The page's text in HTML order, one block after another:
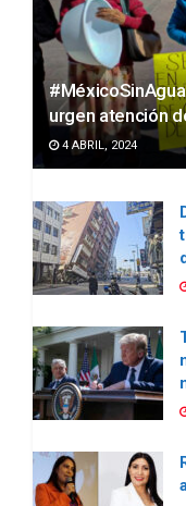
urgen atención
4 ABRIL, 2024